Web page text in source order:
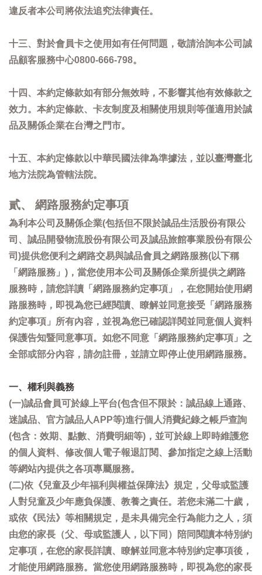
違反者本公司將依法追究法律責任。
十三、對於會員卡之使用如有任何問題，敬請洽詢本公司誠
品顧客服務中心0800-666-798。
十四、本約定條款如有部分無效時，不影響其他有效條款之
效力。本約定條款、卡友制度及相關使用規則等僅適用於誠
品及關係企業在台灣之門市。
十五、本約定條款以中華民國法律為準據法，並以臺灣臺北
地方法院為管轄法院。
貳、 網路服務約定事項
為利本公司及關係企業(包括但不限於誠品生活股份有限公
司、誠品開發物流股份有限公司及誠品旅館事業股份有限公
司)提供您便利之網路交易與誠品會員之網路服務(以下稱
「網路服務」)，當您使用本公司及關係企業所提供之網路
服務時，請您詳讀「網路服務約定事項」，在您開始使用網
路服務時，即視為您已經閱讀、瞭解並同意接受「網路服務
約定事項」所有內容，並視為您已確認詳閱並同意個人資料
保護告知暨同意事項。如您不同意「網路服務約定事項」之
全部或部分內容，請勿註冊，並請立即停止使用網路服務。
一、權利與義務
(一)誠品會員可於線上平台(包含但不限於：誠品線上通路、
迷誠品、官方誠品人APP等)進行個人消費紀錄之帳戶查詢
(包含：效期、點數、消費明細等)，並可於線上即時維護您
的個人資料、修改個人電子報退訂閱、參加指定之線上活動
等網站內提供之各項專屬服務。
(二)依《兒童及少年福利與權益保障法》規定，父母或監護
人對兒童及少年應負保護、教養之責任。若您未滿二十歲，
或依《民法》等相關規定，是未具備完全行為能力之人，須
由您的家長（父、母或監護人，以下同）陪同閱讀本特別約
定事項，在您的家長詳讀、瞭解並同意本特別約定事項後，
才能使用網路服務。當您使用網路服務時，即視為您的家長